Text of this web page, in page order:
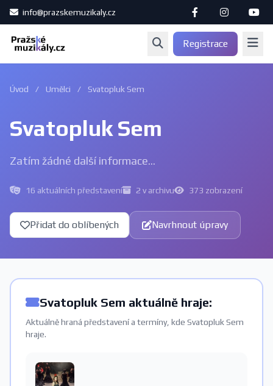
info@prazskemuzikaly.cz
Registrace
Úvod / Umělci / Svatopluk Sem
Svatopluk Sem
Zatím žádné další informace...
16 aktuálních představení 2 v archivu 373 zobrazení
Přidat do oblíbených Navrhnout úpravy
Svatopluk Sem aktuálně hraje:
Aktuálně hraná představení a termíny, kde Svatopluk Sem
hraje.